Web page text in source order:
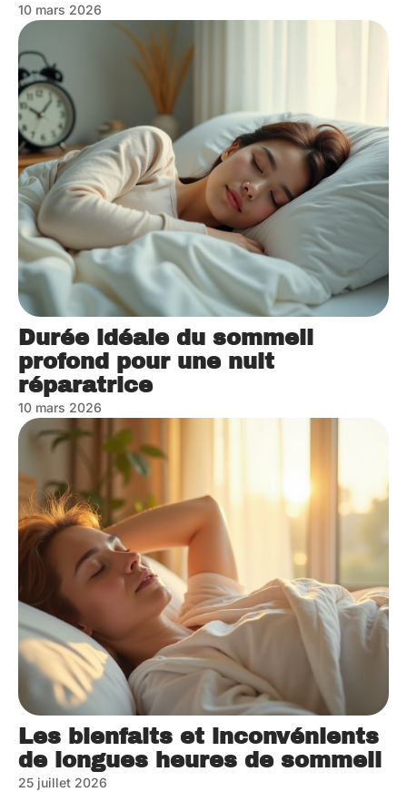
10 mars 2026
Durée idéale du sommeil
profond pour une nuit
réparatrice
10 mars 2026
Les bienfaits et inconvénients
de longues heures de sommeil
25 juillet 2026